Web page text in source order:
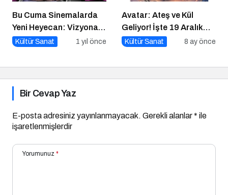
Bu Cuma Sinemalarda
Yeni Heyecan: Vizyona
Girecek Filmler Belli
Kültür Sanat 1 yıl önce
Avatar: Ateş ve Kül
Geliyor! İşte 19 Aralık
Vizyon Filmleri
Kültür Sanat 8 ay önce
Bir Cevap Yaz
E-posta adresiniz yayınlanmayacak. Gerekli alanlar* ile
işaretlenmişlerdir
Yorumunuz *